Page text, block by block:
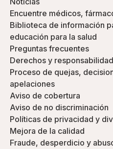
Encuentre médicos,
Biblioteca de información
educación para la salud
Preguntas frecuentes
Derechos y
Proceso de quejas,
apelaciones
Aviso de cobertura
Aviso de no discriminación
Políticas de privacidad y
Mejora de la calidad
Fraude, desperdicio y